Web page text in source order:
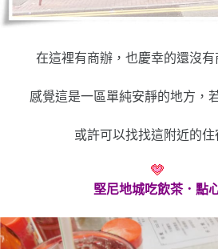
在這裡有商辦，也慶幸的還沒有
感覺這是一區單純安靜的地方，
或許可以找找這附近的住
堅尼地城吃飲茶．點